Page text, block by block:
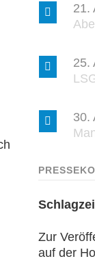
21.
25.
30.
Zur
auf der